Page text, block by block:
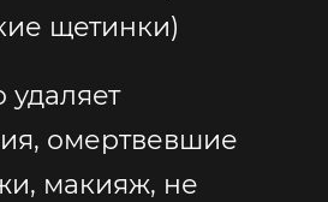
щетинки)
удаляет
омертвевшие
макияж, не